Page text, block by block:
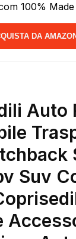
100%
DA AMAZON
Auto
Suv